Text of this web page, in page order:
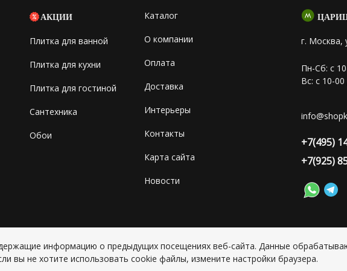
АКЦИИ
Плитка для ванной
Плитка для кухни
Плитка для гостиной
Сантехника
Обои
Каталог
О компании
Оплата
Доставка
Интерьеры
Контакты
Карта сайта
Новости
г. Москва,
Пн-Сб: с
Вс: с 10-
+7(495)
+7(925)
Copyright © 2026 ИП Григорьян Юлия Сергеевна, ИНН:
информацию о предыдущих посещениях веб-сайта. Данные
вы не хотите использовать cookie файлы, измените настройки браузера.